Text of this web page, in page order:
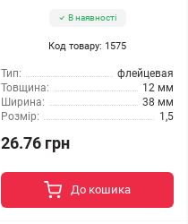
В наявності
Код товару: 1575
Тип:
флейцевая
Товщина:
12 мм
Ширина:
38 мм
Розмір:
1,5
26.76 грн
До кошика